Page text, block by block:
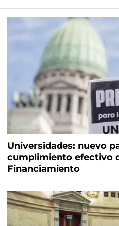
Universidades: nuevo
cumplimiento efectivo
Financiamiento